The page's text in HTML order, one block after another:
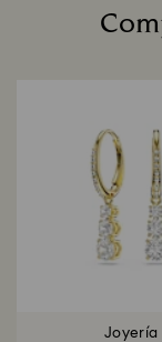
Joyería